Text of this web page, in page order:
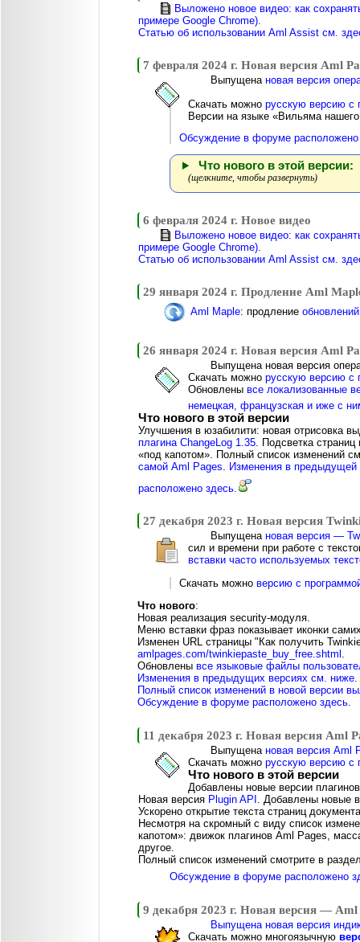
Выложено новое видео: как
примере Google Chrome).
Статью об использовании Aml Assist см.
7 февраля 2024 г. Новая версия Aml
Выпущена новая версия
Скачать можно русскую версию с
Версии на языке «Вильяма
Обсуждение в форуме расположено
Что нового в этой версии:
(щелкните, чтобы развернуть)
6 февраля 2024 г. Новое видео
Выложено новое видео: как
примере Google Chrome).
Статью об использовании Aml Assist см.
29 января 2024 г. Продление Aml
Aml Maple: продление
26 января 2024 г. Новая версия Aml
Выпущена новая версия
Скачать можно русскую версию с
Обновлены все локализованные
немецкая, французская и иже с
Что нового в этой версии
Улучшения в юзабилити: новая отрисовка
плагина ChangeLog 1.35 . Подсветка
«под капотом». Полный список изменений
самой Aml Pages
Изменения в
расположено здесь.
27 декабря 2023 г. Новая версия
Выпущена новая версия —
сил и времени при работе с
вставки часто используемых
Скачать можно версию с
Что нового:
Новая реализация security-модуля.
Меню вставки фраз показывает иконки
Изменен URL страницы "Как получить
amlpages.com/twinkiepaste_buy_free.shtml .
Обновлены все языковые файлы
Изменения в предыдущих версиях см. ниже.
Полный список изменений в новой версии
Обсуждение в форуме расположено здесь.
11 декабря 2023 г. Новая версия Aml
Выпущена новая версия Aml
Скачать можно русскую версию с
Что нового в этой версии
Добавлены новые версии
Новая версия Plugin API . Добавлены новые
Ускорено открытие текста страниц
Несмотря на скромный с виду список
капотом»: движок плагинов Aml Pages,
другое.
Полный список изменений смотрите в
Обсуждение в форуме расположено
9 декабря 2023 г. Новая версия —
Выпущена новая версия
Скачать можно многоязычную